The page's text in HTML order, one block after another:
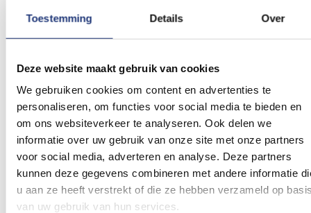
Toestemming Details Over
Deze website maakt gebruik van cookies
We gebruiken cookies om content en advertenties te
personaliseren, om functies voor social media te bieden en
om ons websiteverkeer te analyseren. Ook delen we
informatie over uw gebruik van onze site met onze partners
voor social media, adverteren en analyse. Deze partners
kunnen deze gegevens combineren met andere informatie
u aan ze heeft verstrekt of die ze hebben verzameld op
van uw gebruik van hun services.
100x150cm
Limburgse vlag
Vanaf 19,79
Voor 16:00 besteld, dezelfde
dag verzonden
In winkelmand
150x225cm
Vanaf42,11
Voor 16:00 besteld, dezelfde
dag verzonden
Voeg
toe
aan
verlanglijst
Voeg
toe
aan